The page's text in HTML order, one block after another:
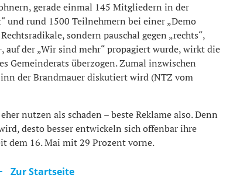
gerade einmal 145 Mitgliedern in der
und rund 1500 Teilnehmern bei einer „Demo
sondern pauschal gegen „rechts“,
auf der „Wir sind mehr“ propagiert wurde, wirkt die
Gemeinderats überzogen. Zumal inzwischen
der Brandmauer diskutiert wird (NTZ vom
nutzen als schaden – beste Reklame also. Denn
desto besser entwickeln sich offenbar ihre
dem 16. Mai mit 29 Prozent vorne.
Zur Startseite